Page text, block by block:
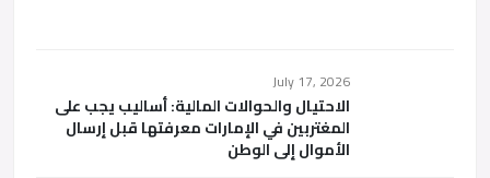
July 17, 2026
الاحتيال والحوالات المالية: أساليب يجب على
المغتربين في الإمارات معرفتها قبل إرسال
الأموال إلى الوطن